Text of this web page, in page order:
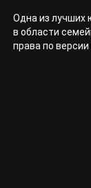
Одна из лучших
в области
права по